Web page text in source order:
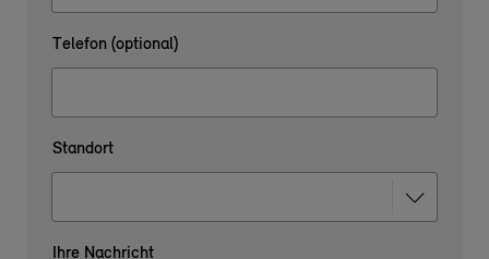
Telefon (optional)
Standort
Ihre Nachricht